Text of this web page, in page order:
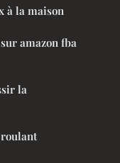
à la maison
amazon fba
la